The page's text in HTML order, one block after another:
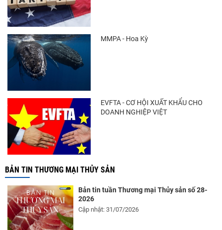
MMPA - Hoa Kỳ
EVFTA - CƠ HỘI XUẤT KHẨU CHO
DOANH NGHIỆP VIỆT
BẢN TIN THƯƠNG MẠI THỦY SẢN
Bản tin tuần Thương mại Thủy sản số 28-
2026
Cập nhật: 31/07/2026